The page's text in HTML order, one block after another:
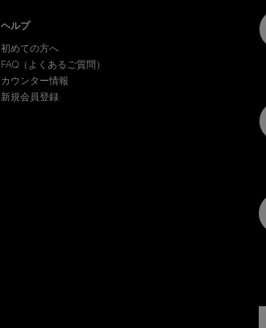
ヘルプ
初めての方へ
FAQ（よくあるご質問）
カウンター情報
新規会員登録